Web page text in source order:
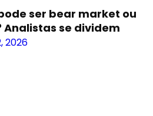
ser bear market ou
se dividem
2026